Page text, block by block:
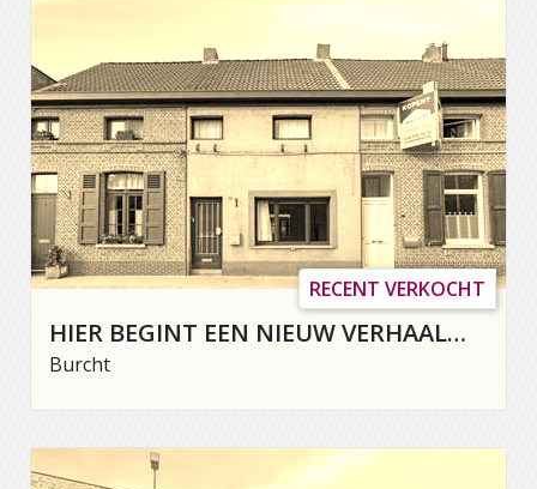
HIER BEGINT EEN NIEUW VERHAAL…
Burcht
RECENT VERKOCHT